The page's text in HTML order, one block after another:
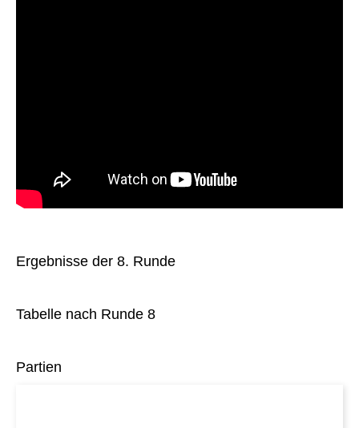
Ergebnisse der 8. Runde
Tabelle nach Runde 8
Partien